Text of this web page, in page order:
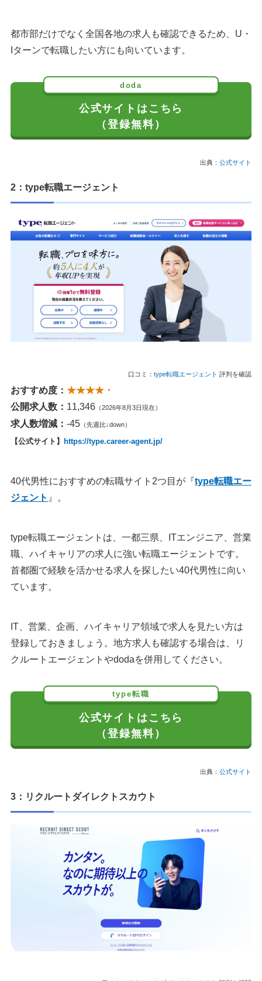
都市部だけでなく全国各地の求人も確認できるため、U・
Iターンで転職したい方にも向いています。
doda
公式サイトはこちら
（登録無料）
出典： 公式サイト
2：type転職エージェント
口コミ： type転職エージェント 評判を確認
おすすめ度： ★★★★・
公開求人数： 11,346 （2026年8月3日現在）
求人数増減： -45 （先週比↓down）
【公式サイト】 https://type.career-agent.jp/
40代男性におすすめの転職サイト2つ目が『type転職エー
ジェント 』。
type転職エージェントは、一都三県、ITエンジニア、営業
職、ハイキャリアの求人に強い転職エージェントです。
首都圏で経験を活かせる求人を探したい40代男性に向い
ています。
IT、営業、企画、ハイキャリア領域で求人を見たい方は
登録しておきましょう。地方求人も確認する場合は、リ
クルートエージェントやdodaを併用してください。
type転職
公式サイトはこちら
（登録無料）
出典： 公式サイト
3：リクルートダイレクトスカウト